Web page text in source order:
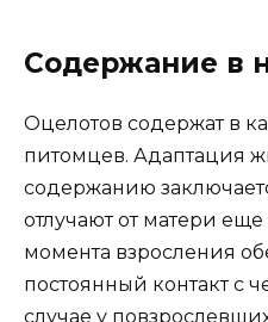
Содержание в
Оцелотов содержат в
питомцев. Адаптация
содержанию
отлучают от матери
момента взросления
постоянный контакт с
случае у